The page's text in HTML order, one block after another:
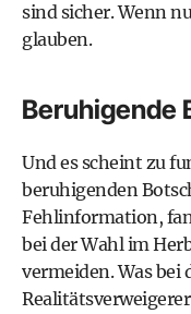
sind sicher. Wenn
glauben.
Beruhigende
Und es scheint zu
beruhigenden
Fehlinformation,
bei der Wahl im
vermeiden. Was bei